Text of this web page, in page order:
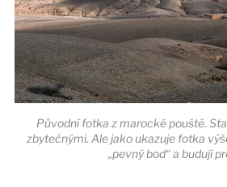
Původní fotka z marocké pouště.
zbytečnými. Ale jako ukazuje fotka
„pevný bod“ a budují